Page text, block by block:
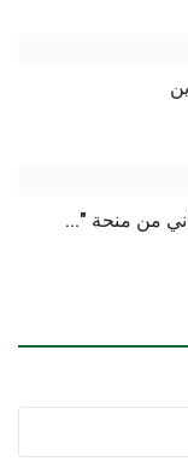
من منحة "...